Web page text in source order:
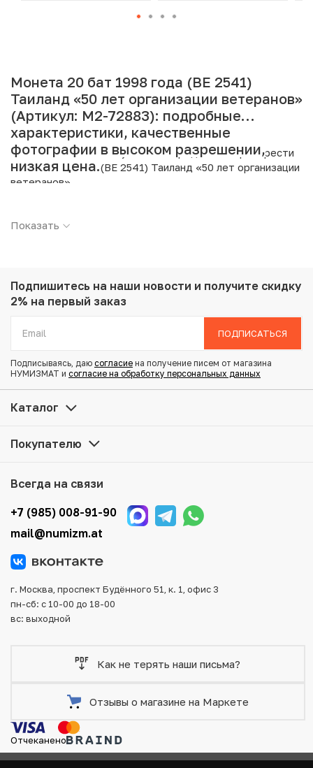
Монета 20 бат 1998 года (BE 2541)
Таиланд «50 лет организации ветеранов»
(Артикул: M2-72883): подробные
характеристики, качественные
фотографии в высоком разрешении,
низкая цена.
Интернет магазин «Нумизмат» предлагает приобрести
20 бат 1998 года (BE 2541) Таиланд «50 лет организации
ветеранов».
Металл: Медно-никелевый сплав
Вес: 15 г
Состояние: AU
Купить 20 бат 1998 года (BE 2541) Таиланд «50 лет
организации ветеранов» по привлекательной цене
можно в нашем интернет-магазине — Вам достаточно
Для вашего удобства представлены несколько способов
оплаты и доставки заказа. Все отправления надежно и
тщательно упаковываются, что исключает возможность
повреждения во время доставки.
Показать
Подпишитесь на наши новости и получите скидку
2% на первый заказ
ПОДПИСАТЬСЯ
Подписываясь, даю согласие на получение писем от магазина
НУМИЗМАТ и согласие на обработку персональных данных
Каталог
Покупателю
Всегда на связи
+7 (985) 008-91-90
mail@numizm.at
г. Москва, проспект Будённого 51, к. 1, офис 3
пн-сб: с 10-00 до 18-00
вс: выходной
Как не терять наши письма?
Отзывы о магазине на Маркете
Отчеканено